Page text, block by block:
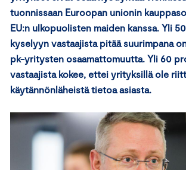
tuonnissaan Euroopan unionin
EU:n ulkopuolisten maiden kanssa. Yli
kyselyyn vastaajista pitää suurimpana
pk-yritysten osaamattomuutta. Yli 60
vastaajista kokee, ettei yrityksillä ole
käytännönläheistä tietoa asiasta.